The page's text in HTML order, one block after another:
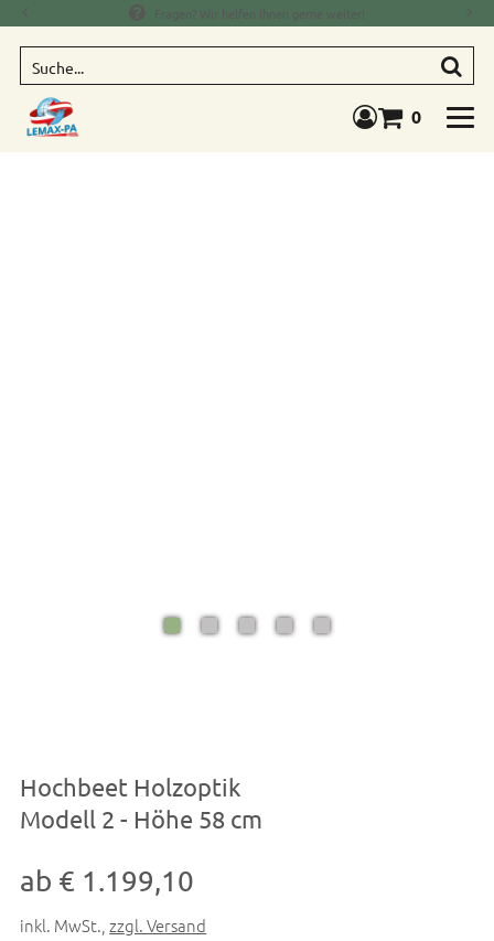
Fragen? Wir helfen Ihnen gerne weiter!
Warenkorb
0
Hochbeet Holzoptik
Modell 2 - Höhe 58 cm
ab € 1.199,10
inkl. MwSt. ,zzgl. Versand